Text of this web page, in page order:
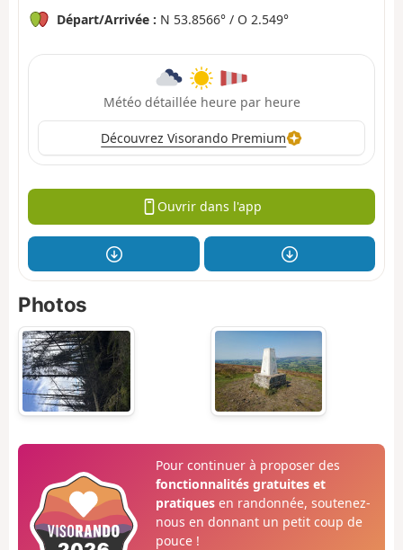
Départ/Arrivée : N 53.8566° / O 2.549°
Météo détaillée heure par heure
Découvrez Visorando Premium
Ouvrir dans l'app
Photos
Pour continuer à proposer des
fonctionnalités gratuites et
pratiquesen randonnée, soutenez-
nous en donnant un petit coup de
pouce !